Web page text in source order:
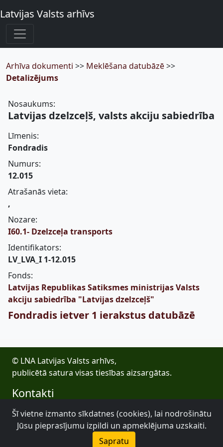
Latvijas Valsts arhīvs
Arhīva dokumenti >> Meklēšana datubāzē>>
Detalizējums
Nosaukums:
Latvijas dzelzceļš, valsts akciju sabiedrība
Līmenis:
Fondradis
Numurs:
12.015
Atrašanās vieta:
,
Nozare:
I60.1- Dzelzceļa transports
Identifikators:
LV_LVA_I 1-12.015
Fonds:
Latvijas Republikas Satiksmes ministrijas Valsts
akciju sabiedrība "Latvijas dzelzceļš"
Fondradis ietver 1 ierakstus datubāzē
© LNA Latvijas Valsts arhīvs,
publicētā satura visas tiesības aizsargātas.
Kontakti
E-pasts: lva@arhivi.gov.lv
Tālrunis: +371 20027447
Bezdelīgu 1A, Rīga
Šī vietne izmanto sīkdatnes (cookies), lai nodrošinātu
Jūsu pieprasījumu izpildi un apmeklējuma uzskaiti.
Sapratu